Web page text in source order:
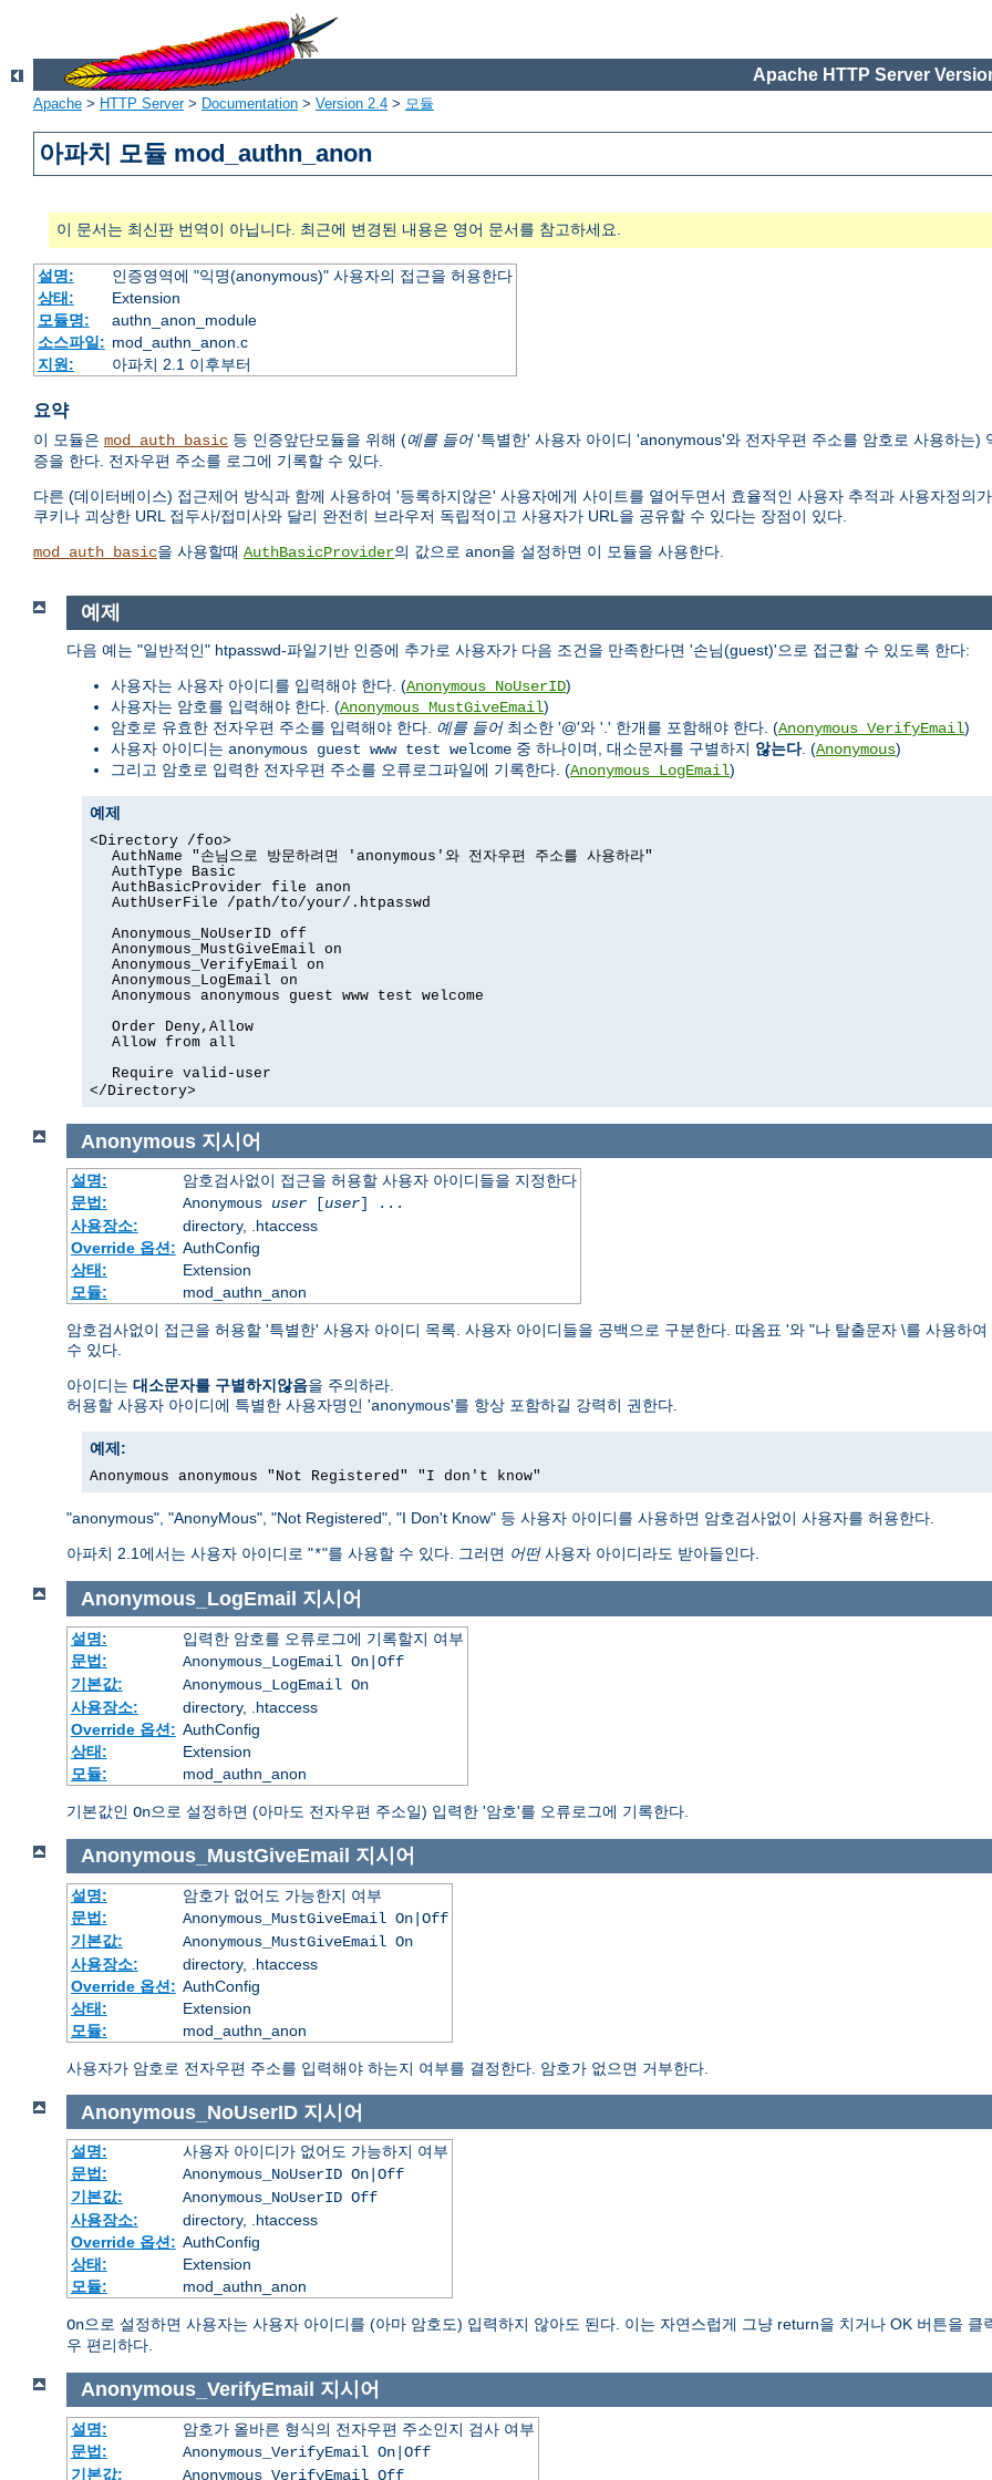
Apache HTTP Server
Apache > HTTP Server> Documentation > Version 2.4 > 모듈
아파치 모듈 mod_authn_anon
이 문서는 최신판 번역이 아닙니다. 최근에 변경된 내용은 영어 문서를 참고하세요.
설명:
인증영역에 "익명(anonymous)" 사용자의 접근을 허용한다
상태:
Extension
모듈명:
authn_anon_module
소스파일: mod_authn_anon.c
지원:
아파치 2.1 이후부터
요약
이 모듈은 mod_auth_basic 등 인증앞단모듈을 위해 (예를 들어'특별한' 사용자 아이디 'anonymous'와 전자우편 주소를 암호로 사용하는)
증을 한다. 전자우편 주소를 로그에 기록할 수 있다.
다른 (데이터베이스) 접근제어 방식과 함께 사용하여 '등록하지않은' 사용자에게 사이트를 열어두면서 효율적인 사용자 추적과 사용자정의
쿠키나 괴상한 URL 접두사/접미사와 달리 완전히 브라우저 독립적이고 사용자가 URL을 공유할 수 있다는 장점이 있다.
mod_auth_basic을 사용할때 AuthBasicProvider의 값으로 anon을 설정하면 이 모듈을 사용한다.
예제
다음 예는 "일반적인" htpasswd-파일기반 인증에 추가로 사용자가 다음 조건을 만족한다면 '손님(guest)'으로 접근할 수 있도록 한다:
사용자는 사용자 아이디를 입력해야 한다. (Anonymous_NoUserID)
사용자는 암호를 입력해야 한다. (Anonymous_MustGiveEmail)
암호로 유효한 전자우편 주소를 입력해야 한다. 예를 들어최소한 '@'와 '.' 한개를 포함해야 한다. (Anonymous_VerifyEmail)
사용자 아이디는 anonymous guest www test welcome 중 하나이며, 대소문자를 구별하지 않는다. (Anonymous)
그리고 암호로 입력한 전자우편 주소를 오류로그파일에 기록한다. (Anonymous_LogEmail)
예제
<Directory /foo>
AuthName "손님으로 방문하려면 'anonymous'와 전자우편 주소를 사용하라"
AuthType Basic
AuthBasicProvider file anon
AuthUserFile /path/to/your/.htpasswd
Anonymous_NoUserID off
Anonymous_MustGiveEmail on
Anonymous_VerifyEmail on
Anonymous_LogEmail on
Anonymous anonymous guest www test welcome
Order Deny,Allow
Allow from all
Require valid-user
</Directory>
Anonymous 지시어
설명:
암호검사없이 접근을 허용할 사용자 아이디들을 지정한다
문법:
Anonymous user[user] ...
사용장소:
directory, .htaccess
Override 옵션: AuthConfig
상태:
Extension
모듈:
mod_authn_anon
암호검사없이 접근을 허용할 '특별한' 사용자 아이디 목록. 사용자 아이디들을 공백으로 구분한다. 따옴표 '와 "나 탈출문자 \를 사용하
수 있다.
아이디는 대소문자를 구별하지않음을 주의하라.
허용할 사용자 아이디에 특별한 사용자명인 'anonymous'를 항상 포함하길 강력히 권한다.
예제:
Anonymous anonymous "Not Registered" "I don't know"
"anonymous", "AnonyMous", "Not Registered", "I Don't Know" 등 사용자 아이디를 사용하면 암호검사없이 사용자를 허용한다.
아파치 2.1에서는 사용자 아이디로 "*"를 사용할 수 있다. 그러면 어떤사용자 아이디라도 받아들인다.
Anonymous_LogEmail 지시어
설명:
입력한 암호를 오류로그에 기록할지 여부
문법:
Anonymous_LogEmail On|Off
기본값:
Anonymous_LogEmail On
사용장소:
directory, .htaccess
Override 옵션: AuthConfig
상태:
Extension
모듈:
mod_authn_anon
기본값인 On으로 설정하면 (아마도 전자우편 주소일) 입력한 '암호'를 오류로그에 기록한다.
Anonymous_MustGiveEmail 지시어
설명:
암호가 없어도 가능한지 여부
문법:
Anonymous_MustGiveEmail On|Off
기본값:
Anonymous_MustGiveEmail On
사용장소:
directory, .htaccess
Override 옵션: AuthConfig
상태:
Extension
모듈:
mod_authn_anon
사용자가 암호로 전자우편 주소를 입력해야 하는지 여부를 결정한다. 암호가 없으면 거부한다.
Anonymous_NoUserID 지시어
설명:
사용자 아이디가 없어도 가능하지 여부
문법:
Anonymous_NoUserID On|Off
기본값:
Anonymous_NoUserID Off
사용장소:
directory, .htaccess
Override 옵션: AuthConfig
상태:
Extension
모듈:
mod_authn_anon
On으로 설정하면 사용자는 사용자 아이디를 (아마 암호도) 입력하지 않아도 된다. 이는 자연스럽게 그냥 return을 치거나 OK 버튼을 클
우 편리하다.
Anonymous_VerifyEmail 지시어
설명:
암호가 올바른 형식의 전자우편 주소인지 검사 여부
문법:
Anonymous_VerifyEmail On|Off
기본값:
Anonymous_VerifyEmail Off